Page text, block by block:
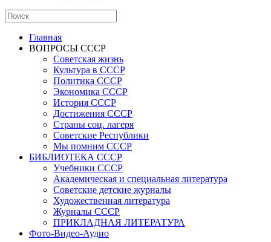
Главная
ВОПРОСЫ СССР
Советская жизнь
Культура в СССР
Политика СССР
Экономика СССР
История СССР
Достижения СССР
Страны соц. лагеря
Советские Республики
Мы помним СССР
БИБЛИОТЕКА СССР
Учебники СССР
Академическая и специальная литература
Советские детские журналы
Художественная литература
Журналы СССР
ПРИКЛАДНАЯ ЛИТЕРАТУРА
Фото-Видео-Аудио